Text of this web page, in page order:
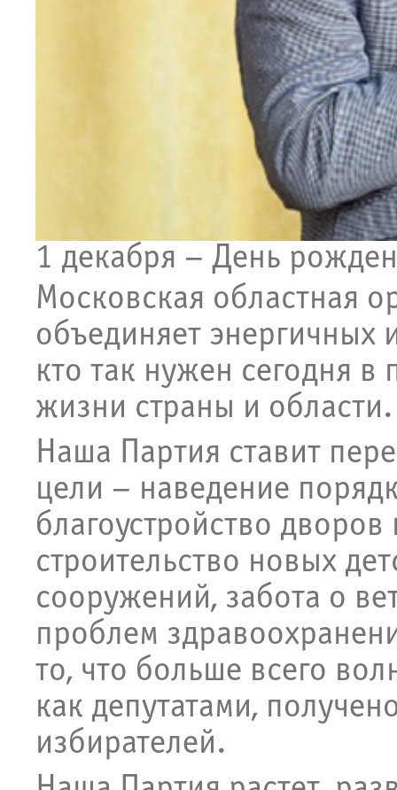
1 декабря – День
Московская областная
объединяет
кто так нужен сегодня
жизни страны и области.
Наша Партия ставит
цели – наведение
благоустройство
строительство новых
сооружений, забота о
проблем
то, что больше всего
как депутатами,
избирателей.